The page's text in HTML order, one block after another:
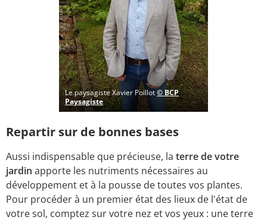
Le paysagiste Xavier Poillot© BCP
Paysagiste
Repartir sur de bonnes bases
Aussi indispensable que précieuse, la terre de votre
jardin apporte les nutriments nécessaires au
développement et à la pousse de toutes vos plantes.
Pour procéder à un premier état des lieux de l'état de
votre sol, comptez sur votre nez et vos yeux : une terre